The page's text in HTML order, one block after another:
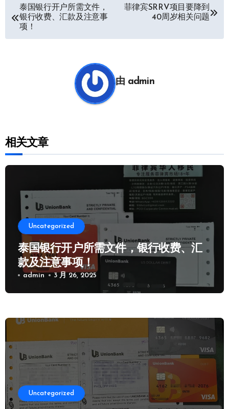
章
导
泰国银行开户所需文件，
银行收费、汇款及注意事
项！
菲律宾SRRV项目要降到
40周岁相关问题
由 admin
相关文章
Uncategorized
泰国银行开户所需文件，银行收费、汇
款及注意事项！
admin 3 月 26, 2025
Uncategorized